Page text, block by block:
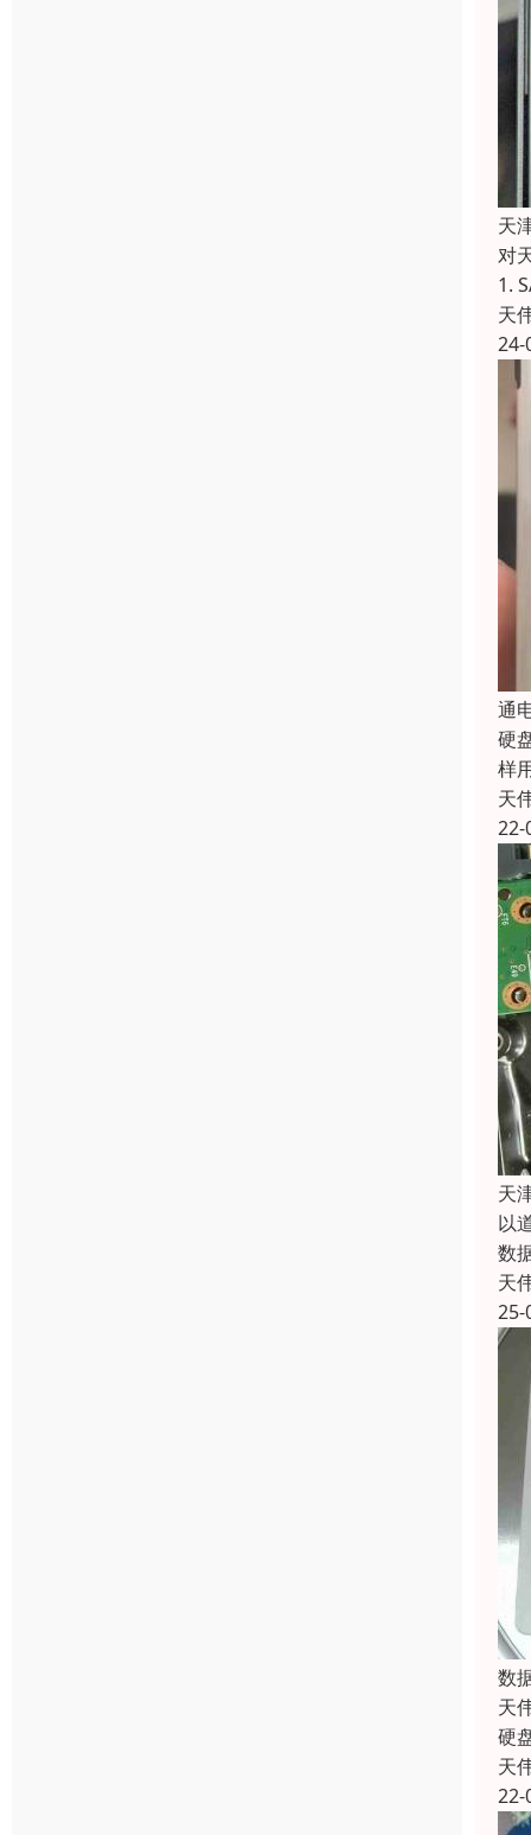
天
对
1.
天
24-
通
硬
样
天
22-
天
以
数
天
25-
数
天
硬
天
22-